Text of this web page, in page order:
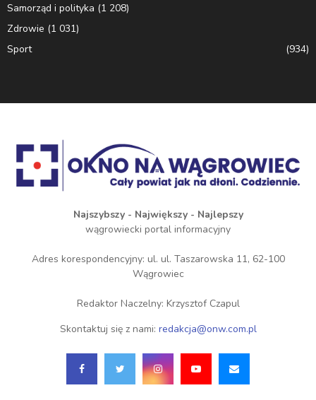
Samorząd i polityka (1 208)
Zdrowie (1 031)
Sport
(934)
Najszybszy - Największy - Najlepszy
wągrowiecki portal informacyjny
Adres korespondencyjny: ul. ul. Taszarowska 11, 62-100
Wągrowiec
Redaktor Naczelny: Krzysztof Czapul
Skontaktuj się z nami: redakcja@onw.com.pl